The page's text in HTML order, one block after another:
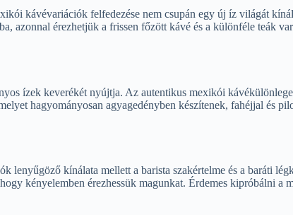
kávévariációk felfedezése nem csupán egy új íz világát
azonnal érezhetjük a frissen főzött kávé és a különféle teák
ízek keverékét nyújtja. Az autentikus mexikói
hagyományosan agyagedényben készítenek, fahéjjal és
kínálata mellett a barista szakértelme és a baráti
kényelemben érezhessük magunkat. Érdemes kipróbálni a